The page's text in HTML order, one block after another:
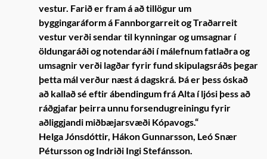
vestur. Farið er fram á að tillögur um
byggingaráform á Fannborgarreit og Traðarreit
vestur verði sendar til kynningar og umsagnar í
öldungaráði og notendaráði í málefnum fatlaðra og
umsagnir verði lagðar fyrir fund skipulagsráðs þegar
þetta mál verður næst á dagskrá. Þá er þess óskað
að kallað sé eftir ábendingum frá Alta í ljósi þess að
ráðgjafar þeirra unnu forsendugreiningu fyrir
aðliggjandi miðbæjarsvæði Kópavogs.“
Helga Jónsdóttir, Hákon Gunnarsson, Leó Snær
Pétursson og Indriði Ingi Stefánsson.